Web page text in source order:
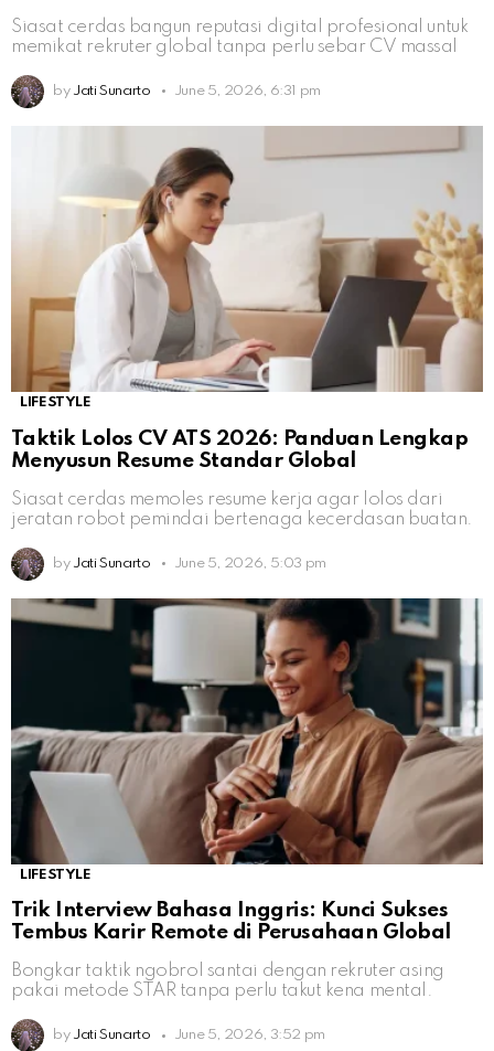
Siasat cerdas bangun reputasi digital profesional untuk
memikat rekruter global tanpa perlu sebar CV massal
by Jati Sunarto June 5, 2026, 6:31 pm
LIFESTYLE
Taktik Lolos CV ATS 2026: Panduan Lengkap
Menyusun Resume Standar Global
Siasat cerdas memoles resume kerja agar lolos dari
jeratan robot pemindai bertenaga kecerdasan buatan.
by Jati Sunarto June 5, 2026, 5:03 pm
LIFESTYLE
Trik Interview Bahasa Inggris: Kunci Sukses
Tembus Karir Remote di Perusahaan Global
Bongkar taktik ngobrol santai dengan rekruter asing
pakai metode STAR tanpa perlu takut kena mental.
by Jati Sunarto June 5, 2026, 3:52 pm